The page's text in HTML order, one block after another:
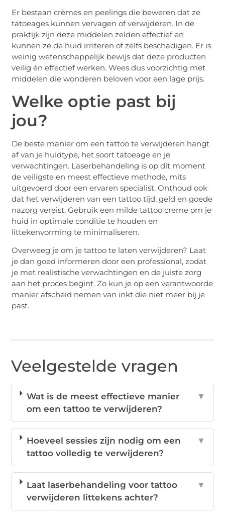
Er bestaan crèmes en peelings die beweren dat ze
tatoeages kunnen vervagen of verwijderen. In de
praktijk zijn deze middelen zelden effectief en
kunnen ze de huid irriteren of zelfs beschadigen. Er is
weinig wetenschappelijk bewijs dat deze producten
veilig én effectief werken. Wees dus voorzichtig met
middelen die wonderen beloven voor een lage prijs.
Welke optie past bij
jou?
De beste manier om een tattoo te verwijderen hangt
af van je huidtype, het soort tatoeage en je
verwachtingen. Laserbehandeling is op dit moment
de veiligste en meest effectieve methode, mits
uitgevoerd door een ervaren specialist. Onthoud ook
dat het verwijderen van een tattoo tijd, geld en goede
nazorg vereist. Gebruik een milde tattoo creme om je
huid in optimale conditie te houden en
littekenvorming te minimaliseren.
Overweeg je om je tattoo te laten verwijderen? Laat
je dan goed informeren door een professional, zodat
je met realistische verwachtingen en de juiste zorg
aan het proces begint. Zo kun je op een verantwoorde
manier afscheid nemen van inkt die niet meer bij je
past.
Veelgestelde vragen
Wat is de meest effectieve manier
om een tattoo te verwijderen?
▼
Hoeveel sessies zijn nodig om een
tattoo volledig te verwijderen?
▼
Laat laserbehandeling voor tattoo
verwijderen littekens achter?
▼